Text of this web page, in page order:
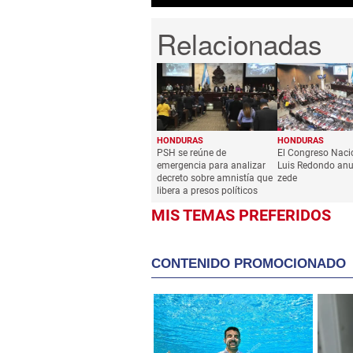
HONDURAS
PSH se reúne de
emergencia para analizar
decreto sobre amnistía que
libera a presos políticos
HONDURAS
El Congreso
Luis Redondo
zede
MIS TEMAS PREFERIDOS
CONTENIDO PROMOCIONADO